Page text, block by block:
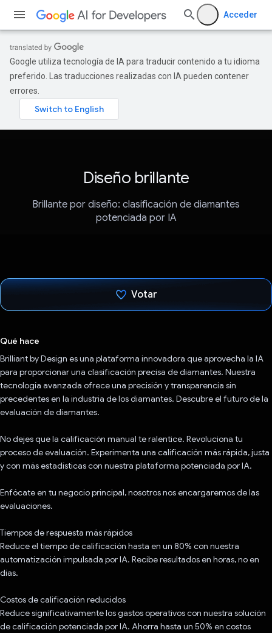
Acceder
Google utiliza tecnología de IA para traducir contenido a tu idioma
preferido. Las traducciones realizadas con IA pueden contener
errores.
Diseño brillante
Brillante por diseño: clasificación de diamantes
potenciada por IA
Votar
Qué hace
Brilliant by Design es una plataforma innovadora que aprovecha la IA
para proporcionar una clasificación precisa de diamantes. Nuestra
tecnología avanzada ofrece una precisión y transparencia sin
precedentes en la industria de los diamantes. Descubre el futuro de la
evaluación de diamantes.
No dejes que la calificación manual te ralentice. Revoluciona tu
proceso de evaluación. Experimenta una calificación más rápida, justa
y con más estadísticas con nuestra plataforma potenciada por IA.
Enfócate en tu negocio principal, nosotros nos encargaremos de las
evaluaciones.
Tiempos de respuesta más rápidos
Reduce el tiempo de calificación hasta en un 80% con nuestra
automatización impulsada por IA. Recibe resultados en horas, no en
días.
Costos de calificación reducidos
Reduce significativamente los gastos operativos con nuestra solución
de calificación potenciada por IA. Ahorra hasta un 50% en costos